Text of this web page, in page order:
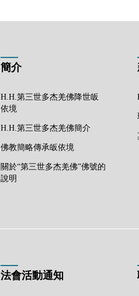
簡介
H.H.第三世多杰羌佛降世皈
依境
H.H.第三世多杰羌佛簡介
佛教簡略傳承皈依境
關於“第三世多杰羌佛”佛號的
說明
法會活動通知